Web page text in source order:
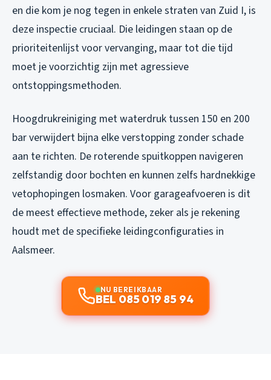
en die kom je nog tegen in enkele straten van Zuid I, is
deze inspectie cruciaal. Die leidingen staan op de
prioriteitenlijst voor vervanging, maar tot die tijd
moet je voorzichtig zijn met agressieve
ontstoppingsmethoden.
Hoogdrukreiniging met waterdruk tussen 150 en 200
bar verwijdert bijna elke verstopping zonder schade
aan te richten. De roterende spuitkoppen navigeren
zelfstandig door bochten en kunnen zelfs hardnekkige
vetophopingen losmaken. Voor garageafvoeren is dit
de meest effectieve methode, zeker als je rekening
houdt met de specifieke leidingconfiguraties in
Aalsmeer.
NU BEREIKBAAR
BEL 085 019 85 94